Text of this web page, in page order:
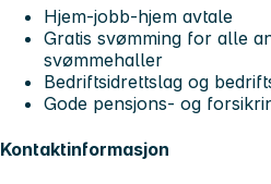
Hjem-jobb-hjem avtale
Gratis svømming for alle
svømmehaller
Bedriftsidrettslag og
Gode pensjons- og
Kontaktinformasjon